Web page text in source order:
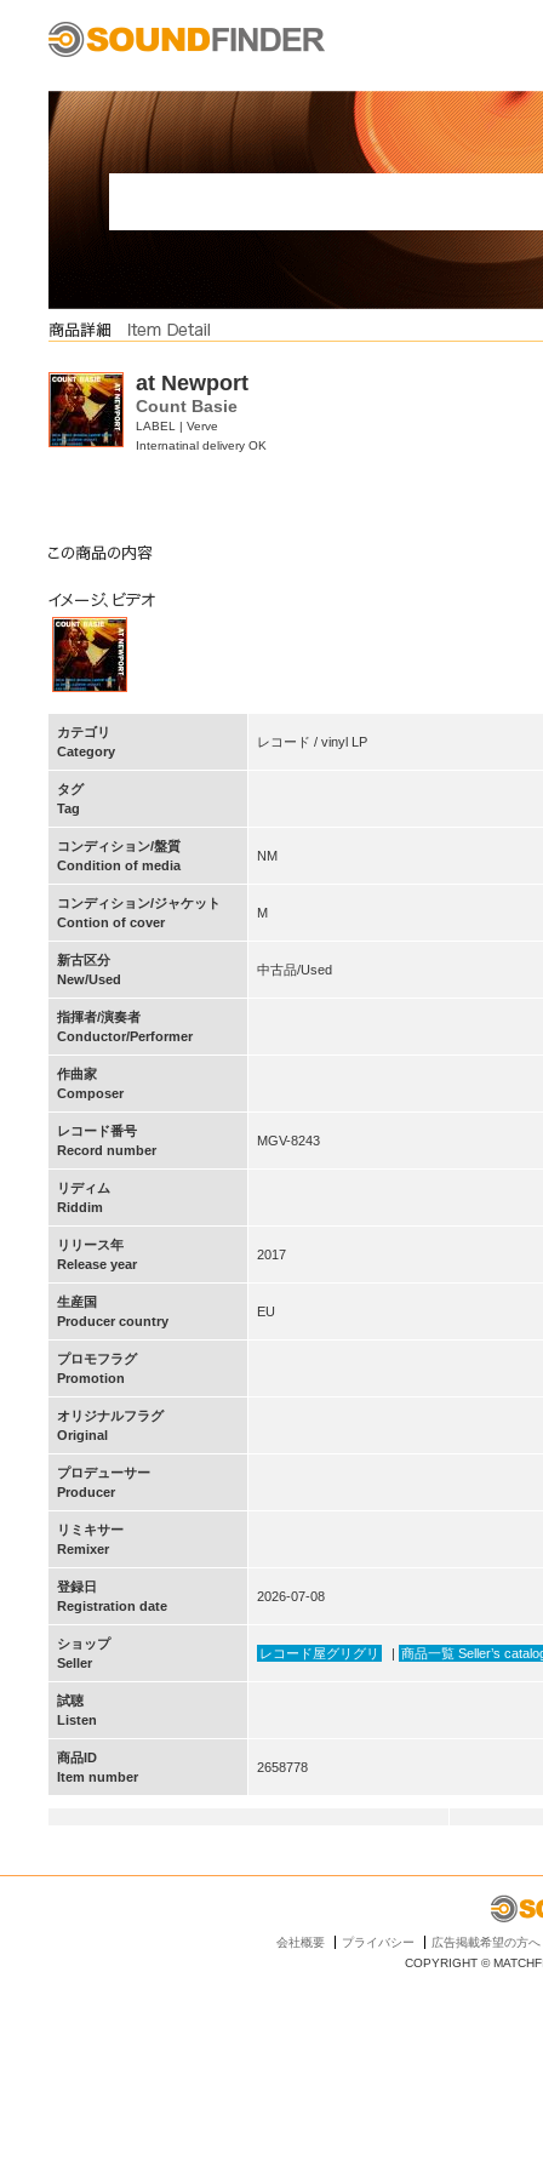
at Newport
Count Basie
LABEL | Verve
Internatinal delivery OK
カテゴリ
Category
レコード / vinyl LP
タグ
Tag
コンディション/盤質
Condition of media
NM
コンディション/ジャケット
Contion of cover
M
新古区分
New/Used
中古品/Used
指揮者/演奏者
Conductor/Performer
作曲家
Composer
レコード番号
Record number
MGV-8243
リディム
Riddim
リリース年
Release year
2017
生産国
Producer country
EU
プロモフラグ
Promotion
オリジナルフラグ
Original
プロデューサー
Producer
リミキサー
Remixer
登録日
Registration date
2026-07-08
ショップ
Seller
レコード屋グリグリ | 商品一覧 Seller’s
試聴
Listen
商品ID
Item number
2658778
会社概要 プライバシー
広告掲載希望の方へ
COPYRIGHT ©